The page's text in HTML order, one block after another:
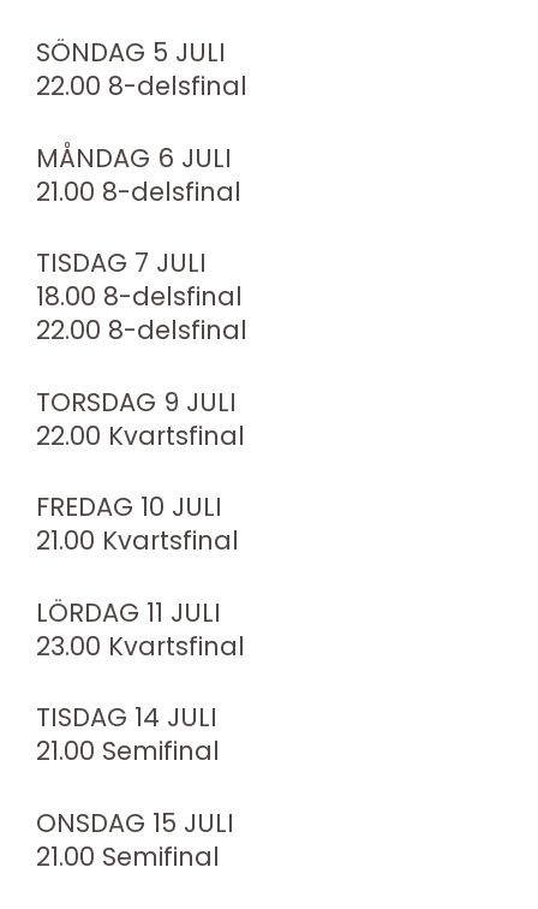
SÖNDAG 5 JULI
22.00 8-delsfinal
MÅNDAG 6 JULI
21.00 8-delsfinal
TISDAG 7 JULI
18.00 8-delsfinal
22.00 8-delsfinal
TORSDAG 9 JULI
22.00 Kvartsfinal
FREDAG 10 JULI
21.00 Kvartsfinal
LÖRDAG 11 JULI
23.00 Kvartsfinal
TISDAG 14 JULI
21.00 Semifinal
ONSDAG 15 JULI
21.00 Semifinal